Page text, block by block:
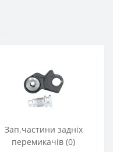
Зап.частини задніх
перемикачів (0)